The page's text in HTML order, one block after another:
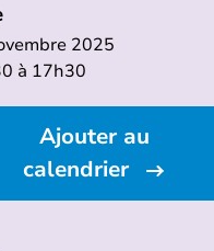
2025
à 17h30
Ajouter au
calendrier